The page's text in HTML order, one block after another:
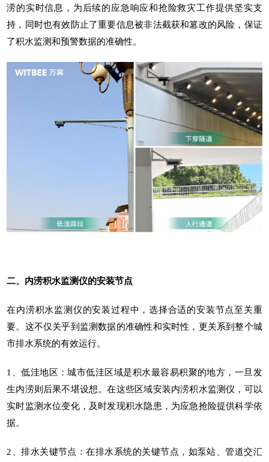
涝的实时信息，为后续的应急响应和抢险救灾工作提供坚实支
持，同时也有效防止了重要信息被非法截获和篡改的风险，保证
了积水监测和预警数据的准确性。
二、内涝积水监测仪的安装节点
在内涝积水监测仪的安装过程中，选择合适的安装节点至关重
要。这不仅关乎到监测数据的准确性和实时性，更关系到整个城
市排水系统的有效运行。
1、低洼地区：城市低洼区域是积水最容易积聚的地方，一旦发
生内涝则后果不堪设想。在这些区域安装内涝积水监测仪，可以
实时监测水位变化，及时发现积水隐患，为应急抢险提供科学依
据。
2、排水关键节点：在排水系统的关键节点，如泵站、管道交汇